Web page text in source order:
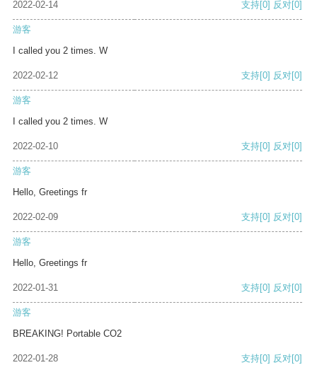
2022-02-14 支持[0] 反对[0]
游客
I called you 2 times. W
2022-02-12 支持[0] 反对[0]
游客
I called you 2 times. W
2022-02-10 支持[0] 反对[0]
游客
Hello, Greetings fr
2022-02-09 支持[0] 反对[0]
游客
Hello, Greetings fr
2022-01-31 支持[0] 反对[0]
游客
BREAKING! Portable CO2
2022-01-28 支持[0] 反对[0]